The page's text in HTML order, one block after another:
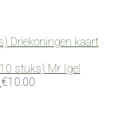
Driekoningen kaart
Mr Igel
€10.00